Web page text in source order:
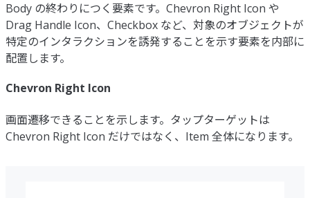
Body の終わりにつく要素です。Chevron Right Icon や
Drag Handle Icon、Checkbox など、対象のオブジェクトが
特定のインタラクションを誘発することを示す要素を内部に
配置します。
Chevron Right Icon
画面遷移できることを示します。タップターゲットは
Chevron Right Icon だけではなく、Item 全体になります。